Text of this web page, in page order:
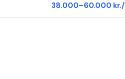
38.000–60.000